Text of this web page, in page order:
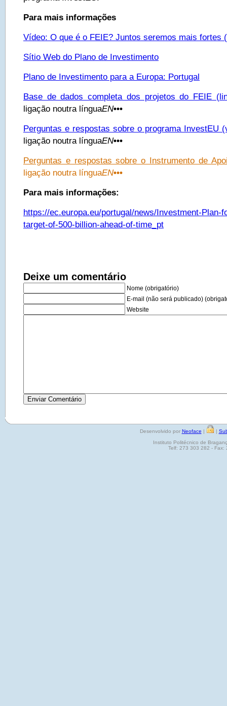
Para mais informações
Vídeo: O que é o FEIE? Juntos seremos mais fortes
Sítio Web do Plano de Investimento
Plano de Investimento para a Europa: Portugal
Base de dados completa dos projetos do FEIE
ligação noutra línguaEN•••
Perguntas e respostas sobre o programa InvestEU
ligação noutra línguaEN•••
Perguntas e respostas sobre o Instrumento de
ligação noutra línguaEN•••
Para mais informações:
https://ec.europa.eu/portugal/news/Investment-Plan-
target-of-500-billion-ahead-of-time_pt
Deixe um comentário
Nome (obrigatório)
E-mail (não será publicado)
Website
Desenvolvido por Neoface | |
Instituto Politécnico de
Telf: 273 303 282 - Fax: